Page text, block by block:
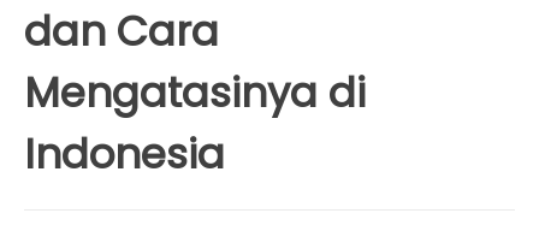
dan Cara
Mengatasinya di
Indonesia